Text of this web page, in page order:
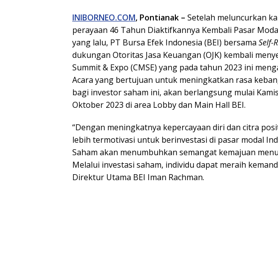
INIBORNEO.COM, Pontianak – Setelah meluncurkan
perayaan 46 Tahun Diaktifkannya Kembali Pasar
yang lalu, PT Bursa Efek Indonesia (BEI) bersama Self-
dukungan Otoritas Jasa Keuangan (OJK) kembali
Summit & Expo (CMSE) yang pada tahun 2023 ini
Acara yang bertujuan untuk meningkatkan rasa
bagi investor saham ini, akan berlangsung mulai
Oktober 2023 di area Lobby dan Main Hall BEI.
“Dengan meningkatnya kepercayaan diri dan citra
lebih termotivasi untuk berinvestasi di pasar modal
Saham akan menumbuhkan semangat kemajuan
Melalui investasi saham, individu dapat meraih
Direktur Utama BEI Iman Rachman.